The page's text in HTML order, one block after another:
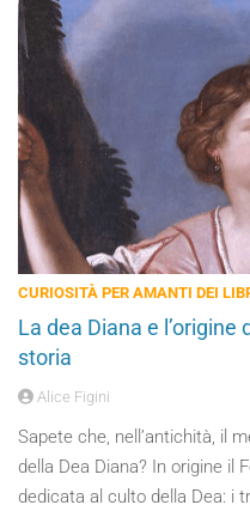
CURIOSITÀ PER AMANTI DEI
La dea Diana e
storia
Alice Figini
Sapete che, nell’antichità, il
della Dea Diana? In origine il
dedicata al culto della Dea: i